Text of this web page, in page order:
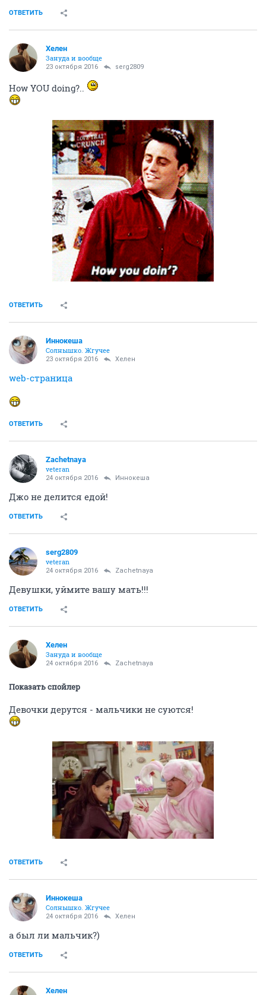
ОТВЕТИТЬ
Хелен
Зануда и вообще
23 октября 2016 serg2809
How YOU doing?..
ОТВЕТИТЬ
Иннокеша
Солнышко. Жгучее
23 октября 2016 Хелен
web-страница
ОТВЕТИТЬ
Zachetnaya
veteran
24 октября 2016 Иннокеша
Джо не делится едой!
ОТВЕТИТЬ
serg2809
veteran
24 октября 2016 Zachetnaya
Девушки, уймите вашу мать!!!
ОТВЕТИТЬ
Хелен
Зануда и вообще
24 октября 2016 Zachetnaya
Показать спойлер
Девочки дерутся - мальчики не суются!
ОТВЕТИТЬ
Иннокеша
Солнышко. Жгучее
24 октября 2016 Хелен
а был ли мальчик?)
ОТВЕТИТЬ
Хелен